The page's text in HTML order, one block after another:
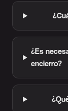
¿Es
encierro?